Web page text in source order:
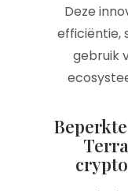
Deze
efficiëntie,
gebruik